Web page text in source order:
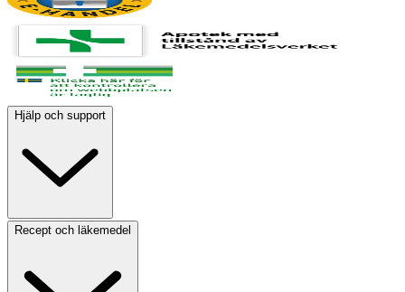
Hjälp och support
Recept och läkemedel